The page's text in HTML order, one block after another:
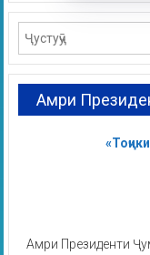
Амри
Амри Президенти